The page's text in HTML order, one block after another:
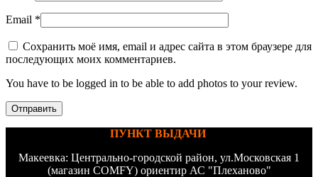
Email *
Сохранить моё имя, email и адрес сайта в этом браузере для
последующих моих комментариев.
You have to be logged in to be able to add photos to your review.
ПУНКТ ВЫДАЧИ
Макеевка: Центрально-городской район, ул.Московская 1
(магазин COMFY) ориентир АС "Плеханово"